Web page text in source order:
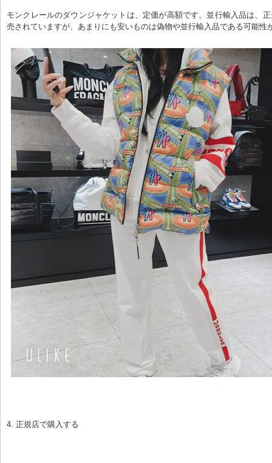
モンクレールのダウンジャケットは、定価が高額です。並行輸入品は、
売されていますが、あまりにも安いものは偽物や並行輸入品である可能性
4. 正規店で購入する